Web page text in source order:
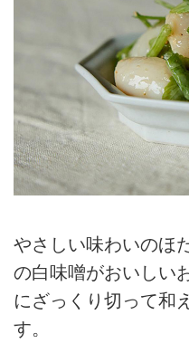
やさしい味わいのほ
の白味噌がおいしい
にざっくり切って和
す。